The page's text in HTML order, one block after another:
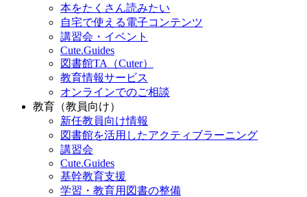
本をたくさん読みたい
自宅で使える電子コンテンツ
講習会・イベント
Cute.Guides
図書館TA（Cuter）
教育情報サービス
オンラインでのご相談
教育（教員向け）
新任教員向け情報
図書館を活用したアクティブラーニング
講習会
Cute.Guides
基幹教育支援
学習・教育用図書の整備